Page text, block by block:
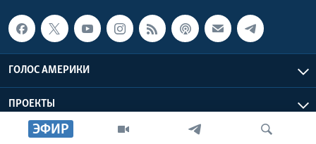
ЭФИР
ГОЛОС АМЕРИКИ
ПРОЕКТЫ